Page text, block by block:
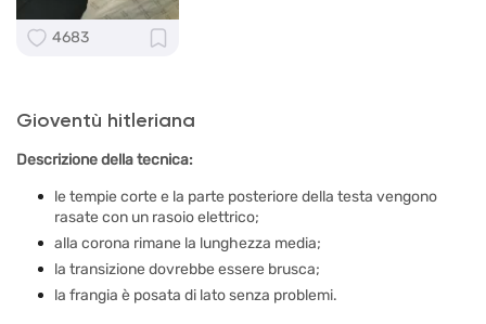
4683
Gioventù hitleriana
Descrizione della tecnica:
le tempie corte e la parte posteriore della testa vengono
rasate con un rasoio elettrico;
alla corona rimane la lunghezza media;
la transizione dovrebbe essere brusca;
la frangia è posata di lato senza problemi.